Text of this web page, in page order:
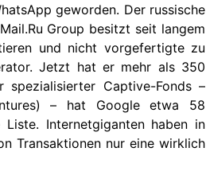
geworden. Der russische
Group besitzt seit langem
und nicht vorgefertigte zu
Jetzt hat er mehr als 350
spezialisierter Captive-Fonds –
– hat Google etwa 58
Internetgiganten haben in
Transaktionen nur eine wirklich